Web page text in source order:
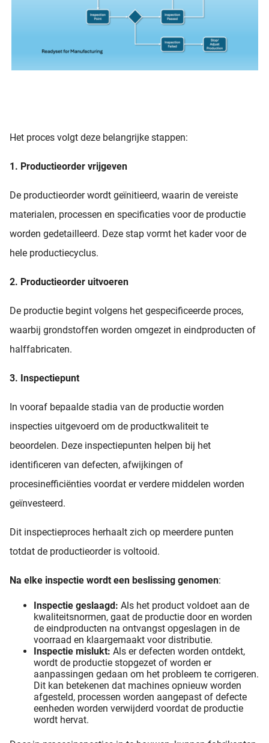
Het proces volgt deze belangrijke stappen:
1. Productieorder vrijgeven
De productieorder wordt geïnitieerd, waarin de vereiste
materialen, processen en specificaties voor de productie
worden gedetailleerd. Deze stap vormt het kader voor de
hele productiecyclus.
2. Productieorder uitvoeren
De productie begint volgens het gespecificeerde proces,
waarbij grondstoffen worden omgezet in eindproducten of
halffabricaten.
3. Inspectiepunt
In vooraf bepaalde stadia van de productie worden
inspecties uitgevoerd om de productkwaliteit te
beoordelen. Deze inspectiepunten helpen bij het
identificeren van defecten, afwijkingen of
procesinefficiënties voordat er verdere middelen worden
geïnvesteerd.
Dit inspectieproces herhaalt zich op meerdere punten
totdat de productieorder is voltooid.
Na elke inspectie wordt een beslissing genomen:
Inspectie geslaagd: Als het product voldoet aan de
kwaliteitsnormen, gaat de productie door en worden
de eindproducten na ontvangst opgeslagen in de
voorraad en klaargemaakt voor distributie.
Inspectie mislukt: Als er defecten worden ontdekt,
wordt de productie stopgezet of worden er
aanpassingen gedaan om het probleem te corrigeren.
Dit kan betekenen dat machines opnieuw worden
afgesteld, processen worden aangepast of defecte
eenheden worden verwijderd voordat de productie
wordt hervat.